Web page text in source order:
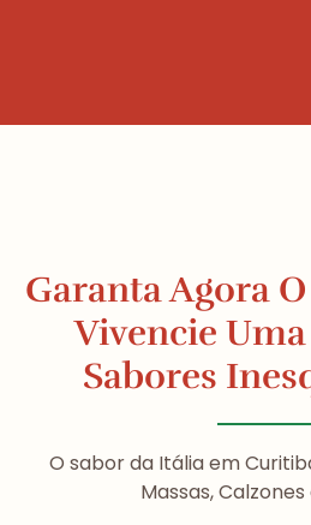
Garanta Agora
Vivencie
Sabores
O sabor da Itália em
Massas, Calzones